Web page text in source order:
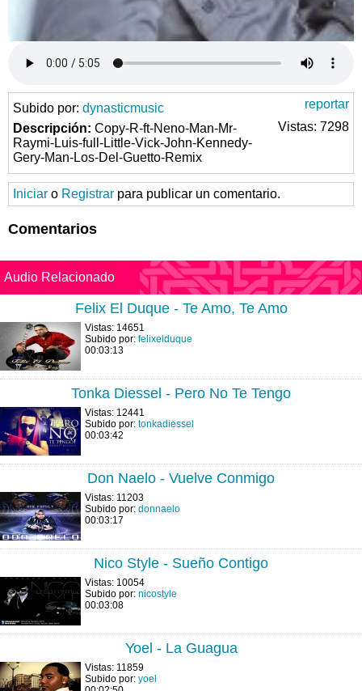
Subido por: dynasticmusic
Descripción: Copy-R-ft-Neno-Man-Mr-
Raymi-Luis-full-Little-Vick-John-Kennedy-
Gery-Man-Los-Del-Guetto-Remix
reportar
Vistas: 7298
Iniciar o Registrar para publicar un comentario.
Comentarios
Audio Relacionado
Felix El Duque - Te Amo, Te Amo
Vistas: 14651
Subido por: felixelduque
00:03:13
Tonka Diessel - Pero No Te Tengo
Vistas: 12441
Subido por: tonkadiessel
00:03:42
Don Naelo - Vuelve Conmigo
Vistas: 11203
Subido por: donnaelo
00:03:17
Nico Style - Sueño Contigo
Vistas: 10054
Subido por: nicostyle
00:03:08
Yoel - La Guagua
Vistas: 11859
Subido por: yoel